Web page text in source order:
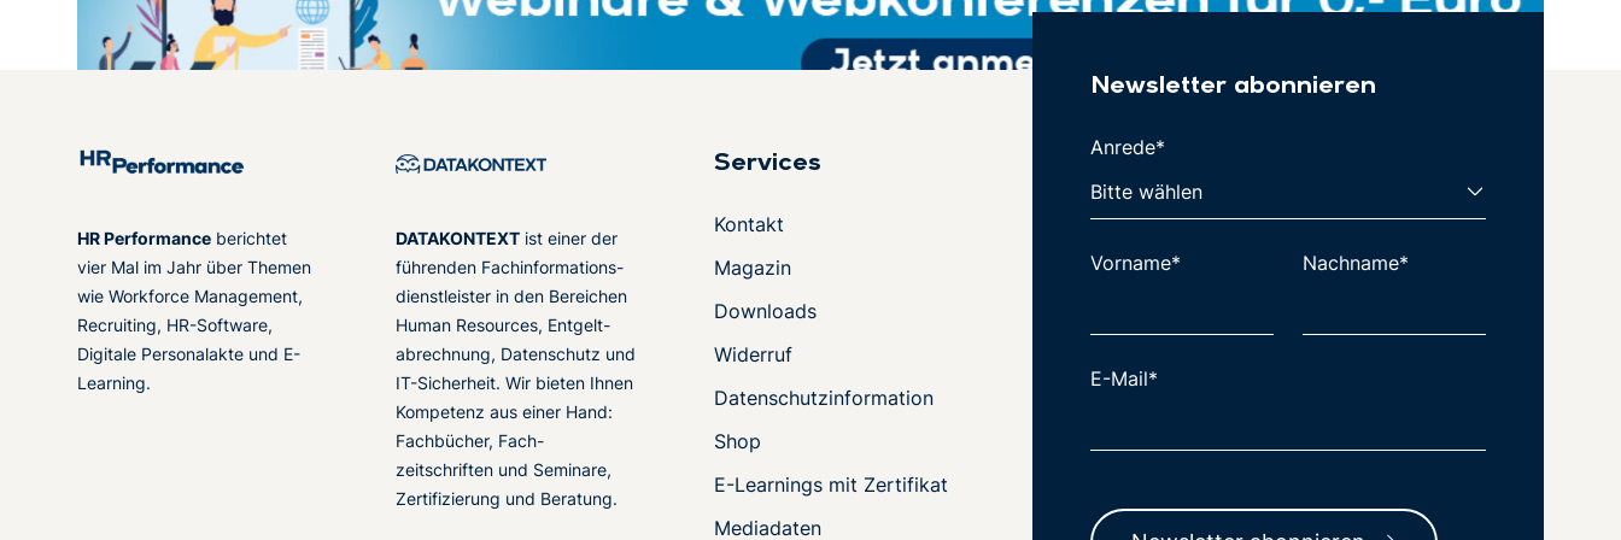
HR Performance berichtet
vier Mal im Jahr über Themen
wie Workforce Management,
Recruiting, HR-Software,
Digitale Personalakte und E-
Learning.
DATAKONTEXT ist einer der
führenden Fachinformations-
dienstleister in den Bereichen
Human Resources, Entgelt-
abrechnung, Datenschutz und
IT-Sicherheit. Wir bieten Ihnen
Kompetenz aus einer Hand:
Fachbücher, Fach-
zeitschriften und Seminare,
Zertifizierung und Beratung.
Services
Kontakt
Magazin
Downloads
Widerruf
Datenschutzinformation
Shop
E-Learnings mit Zertifikat
Mediadaten
Newsletter abonnieren
Anrede*
Vorname* Nachname*
E-Mail*